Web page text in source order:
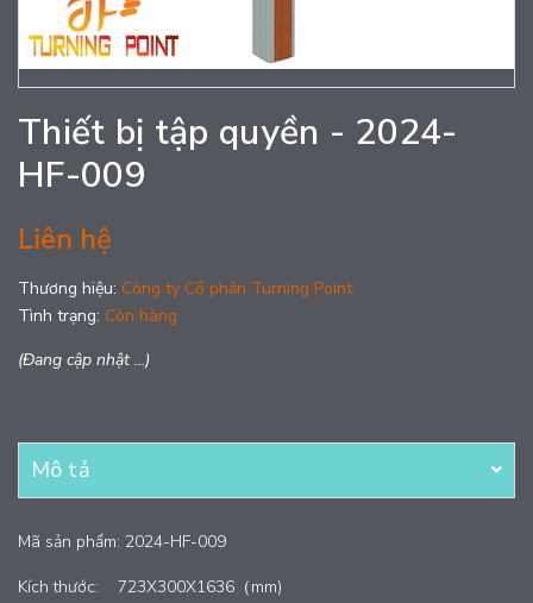
Thiết bị tập quyền - 2024-
HF-009
Liên hệ
Thương hiệu: Công ty Cổ phần Turning Point
Tình trạng: Còn hàng
(Đang cập nhật ...)
Mô tả
Mã sản phẩm: 2024-HF-009
Kích thước:
723X300X1636（mm)